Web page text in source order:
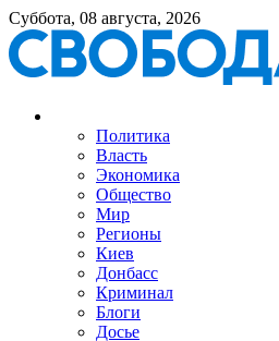
Суббота, 08 августа, 2026
Политика
Власть
Экономика
Общество
Мир
Регионы
Киев
Донбасс
Криминал
Блоги
Досье